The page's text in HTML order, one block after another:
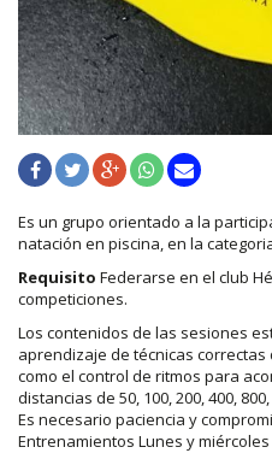
Es un grupo orientado a la
natación en piscina, en la
Requisito Federarse en el club
competiciones.
Los contenidos de las sesiones
aprendizaje de técnicas
como el control de ritmos para
distancias de 50, 100, 200, 400,
Es necesario paciencia y
Entrenamientos Lunes y miércoles